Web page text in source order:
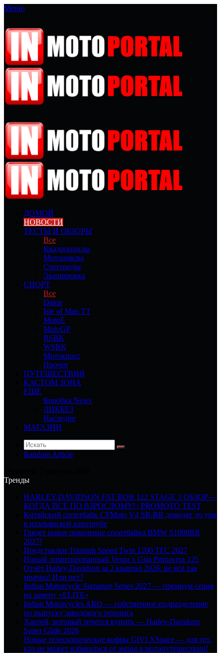
Меню
ДОМОЙ
НОВОСТИ
ТЕСТЫ И ОБЗОРЫ
Все
Квадроциклы
Мотоциклы
Снегоходы
Экипировка
СПОРТ
Все
Dakar
Isle of Man TT
MotoE
MotoGP
RSBK
WSBK
Мотокросс
Прочее
ПУТЕШЕСТВИЯ
КАСТОМ ЗОНА
ЕЩЕ
Коробка News
ЛИКБЕЗ
Наследие
МАГАЗИН
Random Article
Тренды
HARLEY-DAVIDSON FAT BOB 122 STAGE 3 ОБЗОР—
КОГДА ВСЕ ПО ВЗРОСЛОМУ! | PROMOTO TEST
Китайский спортбайк CFMoto V4 SR-RR доводят до ума
в итальянской аэротрубе
Грядет новое поколение спортбайка BMW S1000RR
2027!
Представлен Triumph Speed Twin 1200 TFC 2027
Новый лимитированный Vespa x Gigi Primavera 125
Отчёт Harley-Davidson за 2 квартал 2026: не всё так
мрачно! Или нет?
Indian Motorcycle Signature Series 2027 — премиум серия
на замену «ELITE»
Indian Motorcycles ARO — собственное подразделение
по выпуску заводского тюнинга
Харлей, который хочется купить — Harley-Davidson
Super Glide 2026
Новые телескопические кофры GIVI XSpace — для тех,
кто не может избавиться от жены в мотопутешествии!